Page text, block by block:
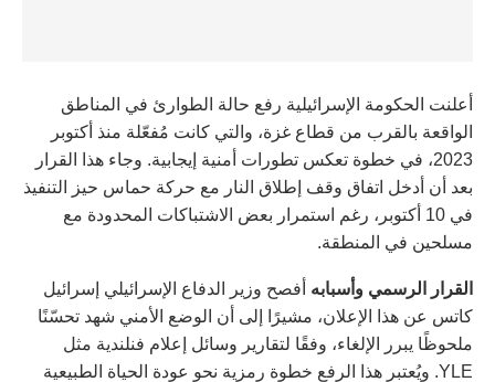
أعلنت الحكومة الإسرائيلية رفع حالة الطوارئ في المناطق
الواقعة بالقرب من قطاع غزة، والتي كانت مُفعّلة منذ أكتوبر
2023، في خطوة تعكس تطورات أمنية إيجابية. وجاء هذا القرار
بعد أن أدخل اتفاق وقف إطلاق النار مع حركة حماس حيز التنفيذ
في 10 أكتوبر، رغم استمرار بعض الاشتباكات المحدودة مع
مسلحين في المنطقة.
القرار الرسمي وأسبابه أفصح وزير الدفاع الإسرائيلي إسرائيل
كاتس عن هذا الإعلان، مشيرًا إلى أن الوضع الأمني شهد تحسّنًا
ملحوظًا يبرر الإلغاء، وفقًا لتقارير وسائل إعلام فنلندية مثل
YLE. ويُعتبر هذا الرفع خطوة رمزية نحو عودة الحياة الطبيعية